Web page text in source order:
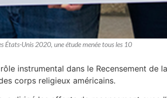
États-Unis 2020, une étude menée tous les 10
instrumental dans le Recensement de
corps religieux américains.